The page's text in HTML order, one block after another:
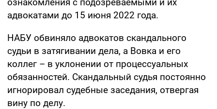
адвокатами до 15 июня 2022 года.
НАБУ обвиняло адвокатов скандального
судьи в затягивании дела, а Вовка и его
коллег – в уклонении от процессуальных
обязанностей. Скандальный судья постоянно
игнорировал судебные заседания, отвергая
вину по делу.